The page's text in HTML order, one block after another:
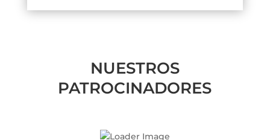
NUESTROS
PATROCINADORES